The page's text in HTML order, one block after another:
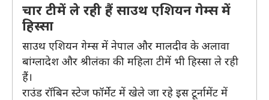
चार टीमें ले रही हैं साउथ एशियन गेम्स में
हिस्सा
साउथ एशियन गेम्स में नेपाल और मालदीव के अलावा
बांग्लादेश और श्रीलंका की महिला टीमें भी हिस्सा ले रही
हैं।
राउंड रॉबिन स्टेज फॉर्मेट में खेले जा रहे इस टूर्नामेंट में